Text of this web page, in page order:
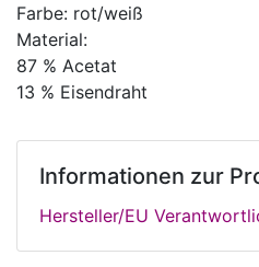
Farbe: rot/weiß
Material:
87 % Acetat
13 % Eisendraht
Informationen zur
Hersteller/EU